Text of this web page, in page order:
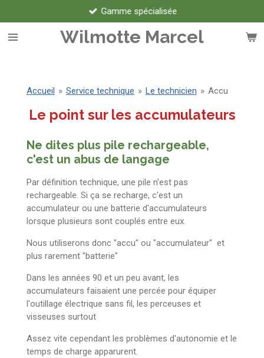
au
contenu
Wilmotte Marcel
Gamme spécialisée
Accueil » Service technique » Le technicien » Accu
Le point sur les accumulateurs
Ne dites plus pile rechargeable,
c'est un abus de langage
Par définition technique, une pile n'est pas
rechargeable. Si ça se recharge, c'est un
accumulateur ou une batterie d'accumulateurs
lorsque plusieurs sont couplés entre eux.
Nous utiliserons donc "accu" ou "accumulateur" et
plus rarement "batterie"
Dans les années 90 et un peu avant, les
accumulateurs faisaient une percée pour équiper
l'outillage électrique sans fil, les perceuses et
visseuses surtout
Assez vite cependant les problèmes d'autonomie et le
temps de charge apparurent.